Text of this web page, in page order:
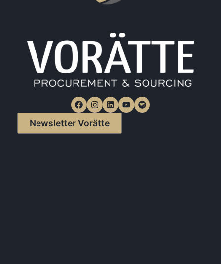
Newsletter Vorätte